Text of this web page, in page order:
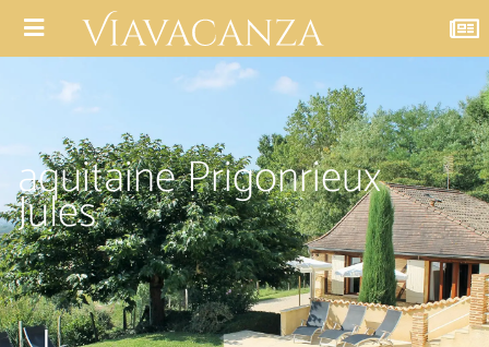
aquitaine Prigonrieux
Jules